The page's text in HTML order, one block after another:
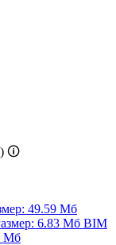
🛈
49.59 Мб
6.83 Мб BIM
Мб